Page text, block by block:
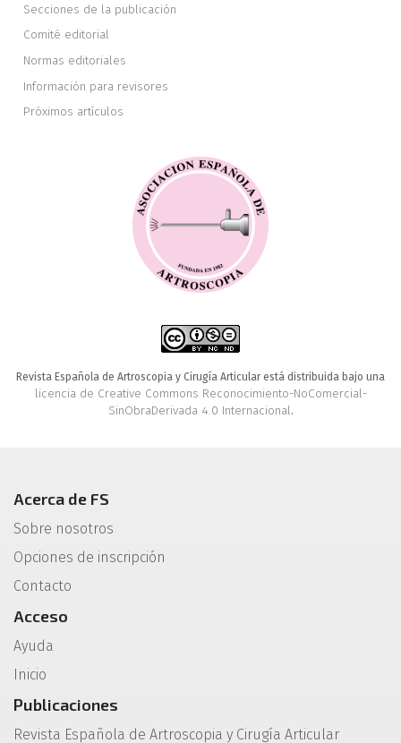
Secciones de la publicación
Comité editorial
Normas editoriales
Información para revisores
Próximos artículos
Revista Española de Artroscopia y Cirugía Articular está distribuida bajo una
licencia de Creative Commons Reconocimiento-NoComercial-
SinObraDerivada 4.0 Internacional.
Acerca de FS
Sobre nosotros
Opciones de inscripción
Contacto
Acceso
Ayuda
Inicio
Publicaciones
Revista Española de Artroscopia y Cirugía Articular